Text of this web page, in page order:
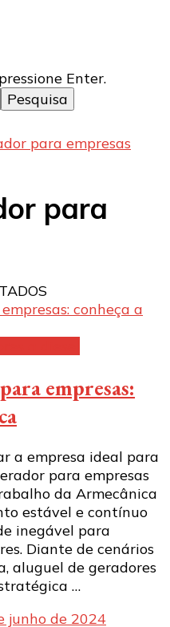
Enter.
para empresas
para
empresas:
a empresa ideal para
para empresas
da Armecânica
estável e contínuo
inegável para
Diante de cenários
aluguel de geradores
…
junho de 2024